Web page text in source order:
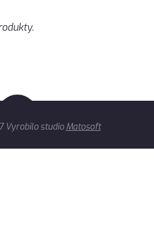
Vyrobilo studio Matosoft